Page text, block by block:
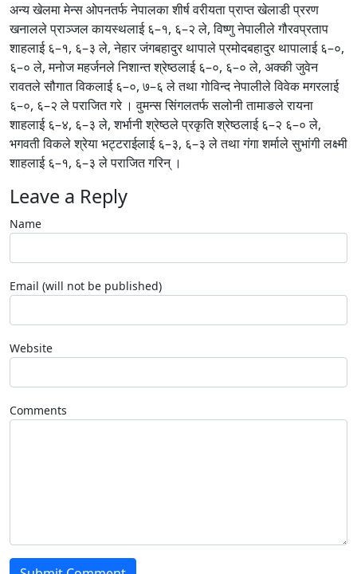
अन्य खेलमा मेन्स ओपनतर्फ नेपालका शीर्ष वरीयता प्राप्त खेलाडी प्ररण
खनालले प्राञ्जल कायस्थलाई ६–१, ६–२ ले, विष्णु नेपालीले गौरवप्रताप
शाहलाई ६–१, ६–३ ले, नेहार जंगबहादुर थापाले प्रमोदबहादुर थापालाई ६–०,
६–० ले, मनोज महर्जनले निशान्त श्रेष्ठलाई ६–०, ६–० ले, अक्की जुवेन
रावतले सौगात विकलाई ६–०, ७–६ ले तथा गोविन्द नेपालीले विवेक मगरलाई
६–०, ६–२ ले पराजित गरे । वुमन्स सिंगलतर्फ सलोनी तामाङले रायना
शाहलाई ६–४, ६–३ ले, शर्भानी श्रेष्ठले प्रकृति श्रेष्ठलाई ६–२ ६–० ले,
भगवती विकले श्रेया भट्टराईलाई ६–३, ६–३ ले तथा गंगा शर्माले सुभांगी लक्ष्मी
शाहलाई ६–१, ६–३ ले पराजित गरिन् ।
Leave a Reply
Name
Email (will not be published)
Website
Comments